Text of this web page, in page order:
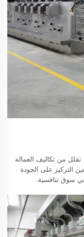
تقلل من تكاليف العمالة
التركيز على الجودة
في سوق تنافسية.